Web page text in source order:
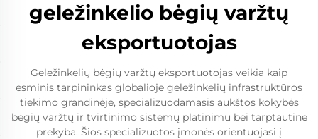
geležinkelio bėgių varžtų
eksportuotojas
Geležinkelių bėgių varžtų eksportuotojas veikia kaip
esminis tarpininkas globalioje geležinkelių infrastruktūros
tiekimo grandinėje, specializuodamasis aukštos kokybės
bėgių varžtų ir tvirtinimo sistemų platinimu bei tarptautine
prekyba. Šios specializuotos įmonės orientuojasi į